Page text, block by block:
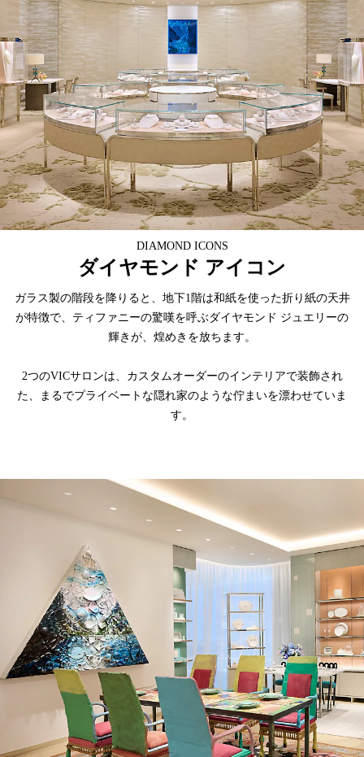
DIAMOND ICONS
ダイヤモンド アイコン
ガラス製の階段を降りると、地下1階は和紙を使った折り紙の天井
が特徴で、ティファニーの驚嘆を呼ぶダイヤモンド ジュエリーの
輝きが、煌めきを放ちます。
2つのVICサロンは、カスタムオーダーのインテリアで装飾され
た、まるでプライベートな隠れ家のような佇まいを漂わせていま
す。